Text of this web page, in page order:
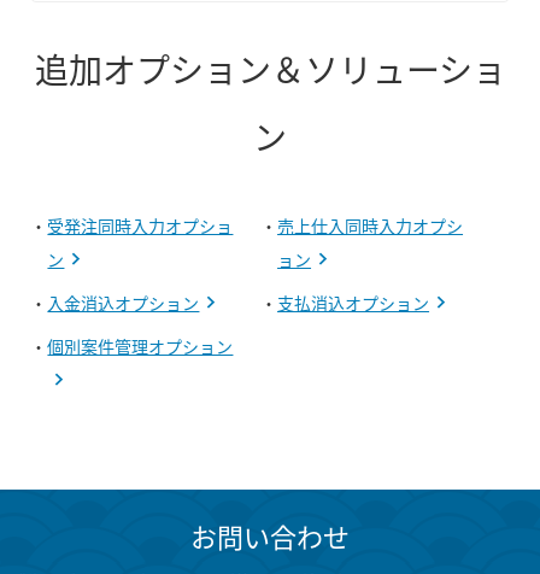
追加オプション＆ソリューショ
ン
・ 受発注同時入力オプショ
ン
・ 売上仕入同時入力オプシ
ョン
・ 入金消込オプション ・ 支払消込オプション
・個別案件管理オプション
お問い合わせ